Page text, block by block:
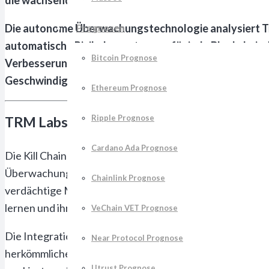
Prognosen
Bitcoin Prognose
Ethereum Prognose
Ripple Prognose
Cardano Ada Prognose
Chainlink Prognose
VeChain VET Prognose
Near Protocol Prognose
Die autonome Überwachungstechnologie
automatische Risikobewertungen für jede
Verbesserungen der Erkennungsraten und
Geschwindigkeit moderner Krypto-Märkte an ihre
TRM Labs startet autonome Jagd auf
Die Kill Chain-Technologie vonTRM Labs
markiert
Überwachungssysteme. Das System analysiert
verdächtige Muster binnen Millisekunden nach der
lernen und ihre Erkennungsgenauigkeit kontinuierlich
Die Integration erfolgt nahtlos in bestehende
herkömmliche Systeme auf manuelle Überprüfungen